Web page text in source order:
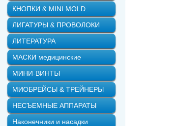
КНОПКИ & MINI MOLD
ЛИГАТУРЫ & ПРОВОЛОКИ
ЛИТЕРАТУРА
МАСКИ медицинские
МИНИ-ВИНТЫ
МИОБРЕЙСЫ & ТРЕЙНЕРЫ
НЕСЪЕМНЫЕ АППАРАТЫ
Наконечники и насадки